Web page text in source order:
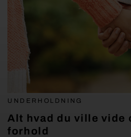
UNDERHOLDNING
Alt hvad du ville vide
forhold